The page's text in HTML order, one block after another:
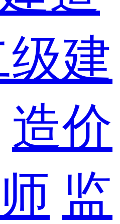
建
造价
监